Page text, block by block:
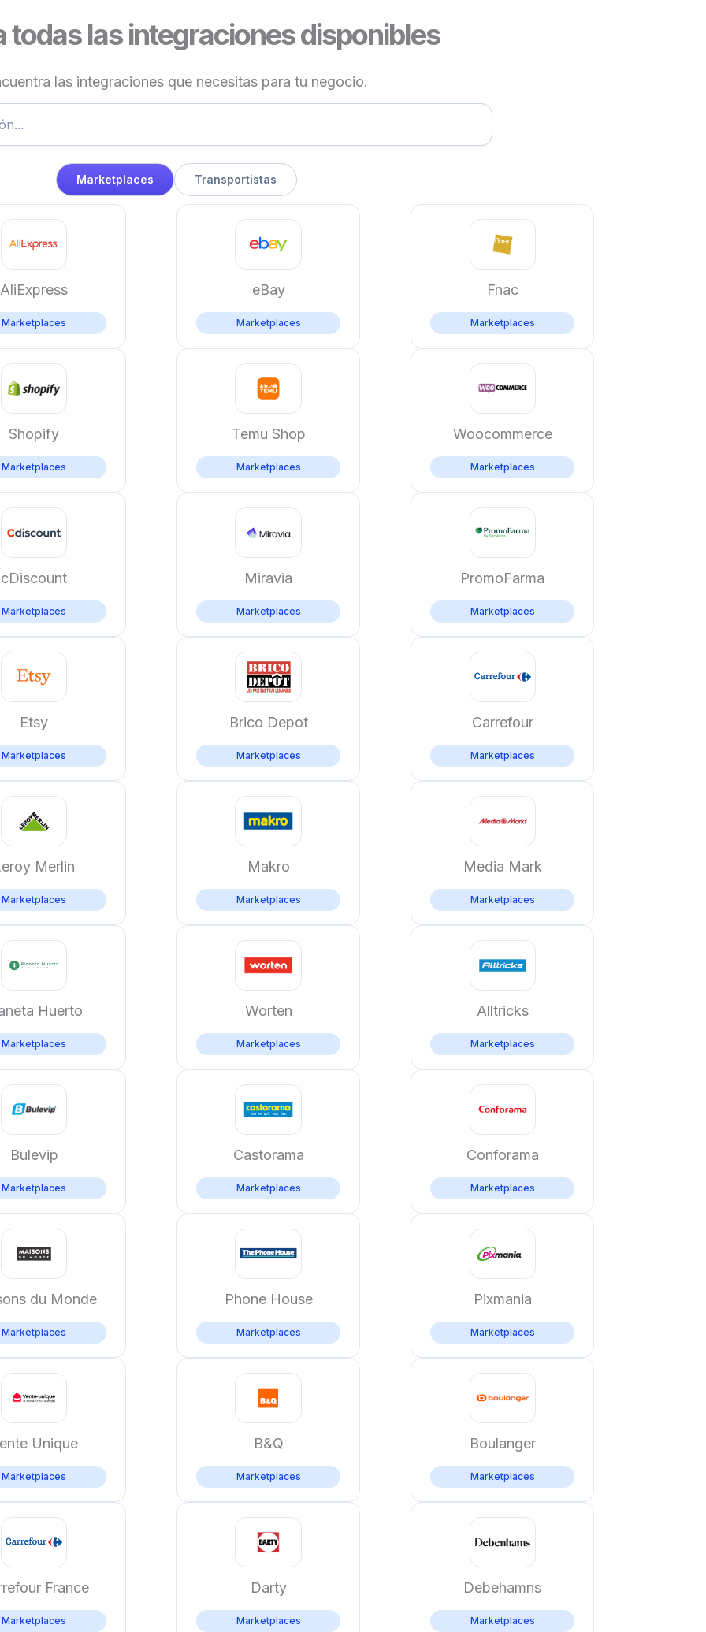
todas las integraciones disponibles
las integraciones que necesitas para tu negocio.
Marketplaces Transportistas
AliExpress
Marketplaces
eBay
Marketplaces
Fnac
Marketplaces
Shopify
Marketplaces
Temu Shop
Marketplaces
Woocommerce
Marketplaces
cDiscount
Marketplaces
Miravia
Marketplaces
PromoFarma
Marketplaces
Etsy
Marketplaces
Brico Depot
Marketplaces
Carrefour
Marketplaces
Merlin
Marketplaces
Makro
Marketplaces
Media Mark
Marketplaces
Huerto
Marketplaces
Worten
Marketplaces
Alltricks
Marketplaces
Bulevip
Marketplaces
Castorama
Marketplaces
Conforama
Marketplaces
du Monde
Marketplaces
Phone House
Marketplaces
Pixmania
Marketplaces
Unique
Marketplaces
B&Q
Marketplaces
Boulanger
Marketplaces
France
Marketplaces
Darty
Marketplaces
Debehamns
Marketplaces